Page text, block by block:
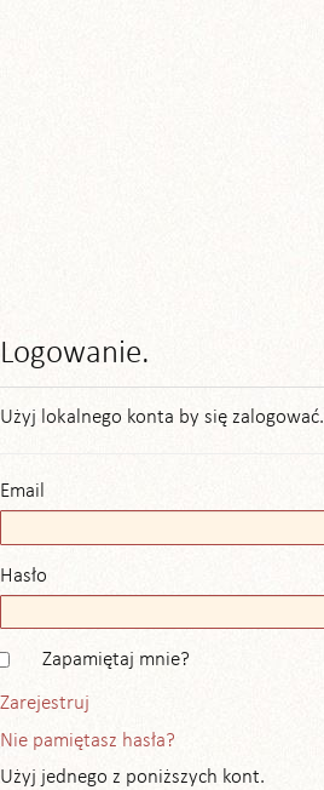
Logowanie.
Użyj lokalnego konta by się zalogować.
Email
Hasło
Zapamiętaj mnie?
Zarejestruj
Nie pamiętasz hasła?
Użyj jednego z poniższych kont.